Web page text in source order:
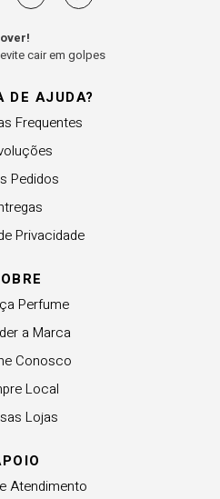
DE AJUDA?
Frequentes
Pedidos
Privacidade
Perfume
a Marca
Conosco
Local
Lojas
Atendimento
cair em golpes